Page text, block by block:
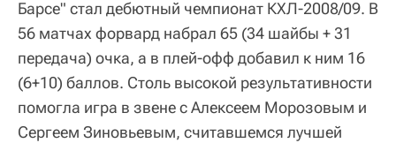
Барсе" стал дебютный чемпионат КХЛ-2008/09. В
56 матчах форвард набрал 65 (34 шайбы + 31
передача) очка, а в плей-офф добавил к ним 16
(6+10) баллов. Столь высокой результативности
помогла игра в звене с Алексеем Морозовым и
Сергеем Зиновьевым, считавшемся лучшей